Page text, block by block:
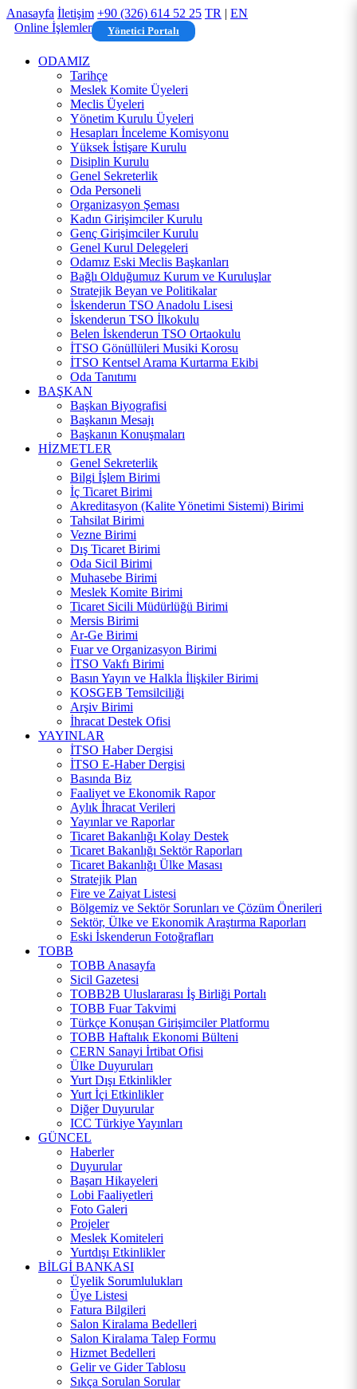
Anasayfa İletişim +90 (326) 614 52 25 TR | EN
Online İşlemler
Yönetici Portalı
ODAMIZ
Tarihçe
Meslek Komite Üyeleri
Meclis Üyeleri
Yönetim Kurulu Üyeleri
Hesapları İnceleme Komisyonu
Yüksek İstişare Kurulu
Disiplin Kurulu
Genel Sekreterlik
Oda Personeli
Organizasyon Şeması
Kadın Girişimciler Kurulu
Genç Girişimciler Kurulu
Genel Kurul Delegeleri
Odamız Eski Meclis Başkanları
Bağlı Olduğumuz Kurum ve Kuruluşlar
Stratejik Beyan ve Politikalar
İskenderun TSO Anadolu Lisesi
İskenderun TSO İlkokulu
Belen İskenderun TSO Ortaokulu
İTSO Gönüllüleri Musiki Korosu
İTSO Kentsel Arama Kurtarma Ekibi
Oda Tanıtımı
BAŞKAN
Başkan Biyografisi
Başkanın Mesajı
Başkanın Konuşmaları
HİZMETLER
Genel Sekreterlik
Bilgi İşlem Birimi
İç Ticaret Birimi
Akreditasyon (Kalite Yönetimi Sistemi) Birimi
Tahsilat Birimi
Vezne Birimi
Dış Ticaret Birimi
Oda Sicil Birimi
Muhasebe Birimi
Meslek Komite Birimi
Ticaret Sicili Müdürlüğü Birimi
Mersis Birimi
Ar-Ge Birimi
Fuar ve Organizasyon Birimi
İTSO Vakfı Birimi
Basın Yayın ve Halkla İlişkiler Birimi
KOSGEB Temsilciliği
Arşiv Birimi
İhracat Destek Ofisi
YAYINLAR
İTSO Haber Dergisi
İTSO E-Haber Dergisi
Basında Biz
Faaliyet ve Ekonomik Rapor
Aylık İhracat Verileri
Yayınlar ve Raporlar
Ticaret Bakanlığı Kolay Destek
Ticaret Bakanlığı Sektör Raporları
Ticaret Bakanlığı Ülke Masası
Stratejik Plan
Fire ve Zaiyat Listesi
Bölgemiz ve Sektör Sorunları ve Çözüm Önerileri
Sektör, Ülke ve Ekonomik Araştırma Raporları
Eski İskenderun Fotoğrafları
TOBB
TOBB Anasayfa
Sicil Gazetesi
TOBB2B Uluslararası İş Birliği Portalı
TOBB Fuar Takvimi
Türkçe Konuşan Girişimciler Platformu
TOBB Haftalık Ekonomi Bülteni
CERN Sanayi İrtibat Ofisi
Ülke Duyuruları
Yurt Dışı Etkinlikler
Yurt İçi Etkinlikler
Diğer Duyurular
ICC Türkiye Yayınları
GÜNCEL
Haberler
Duyurular
Başarı Hikayeleri
Lobi Faaliyetleri
Foto Galeri
Projeler
Meslek Komiteleri
Yurtdışı Etkinlikler
BİLGİ BANKASI
Üyelik Sorumlulukları
Üye Listesi
Fatura Bilgileri
Salon Kiralama Bedelleri
Salon Kiralama Talep Formu
Hizmet Bedelleri
Gelir ve Gider Tablosu
Sıkça Sorulan Sorular